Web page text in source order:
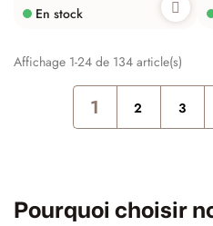
En stock
Affichage 1-24 de 134 article(s)
1 2 3
Pourquoi choisir